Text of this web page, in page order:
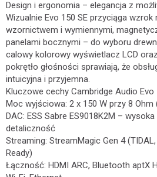
Design i ergonomia – elegancja z
Wizualnie Evo 150 SE przyciąga
wzornictwem i wymiennymi,
panelami bocznymi – do wyboru
calowy kolorowy wyświetlacz LCD
pokrętło głośności sprawiają, że
intuicyjna i przyjemna.
Kluczowe cechy Cambridge Audio Evo
Moc wyjściowa: 2 x 150 W przy 8 Ohm
DAC: ESS Sabre ES9018K2M –
detaliczność
Streaming: StreamMagic Gen 4
Ready)
Łączność: HDMI ARC, Bluetooth aptX